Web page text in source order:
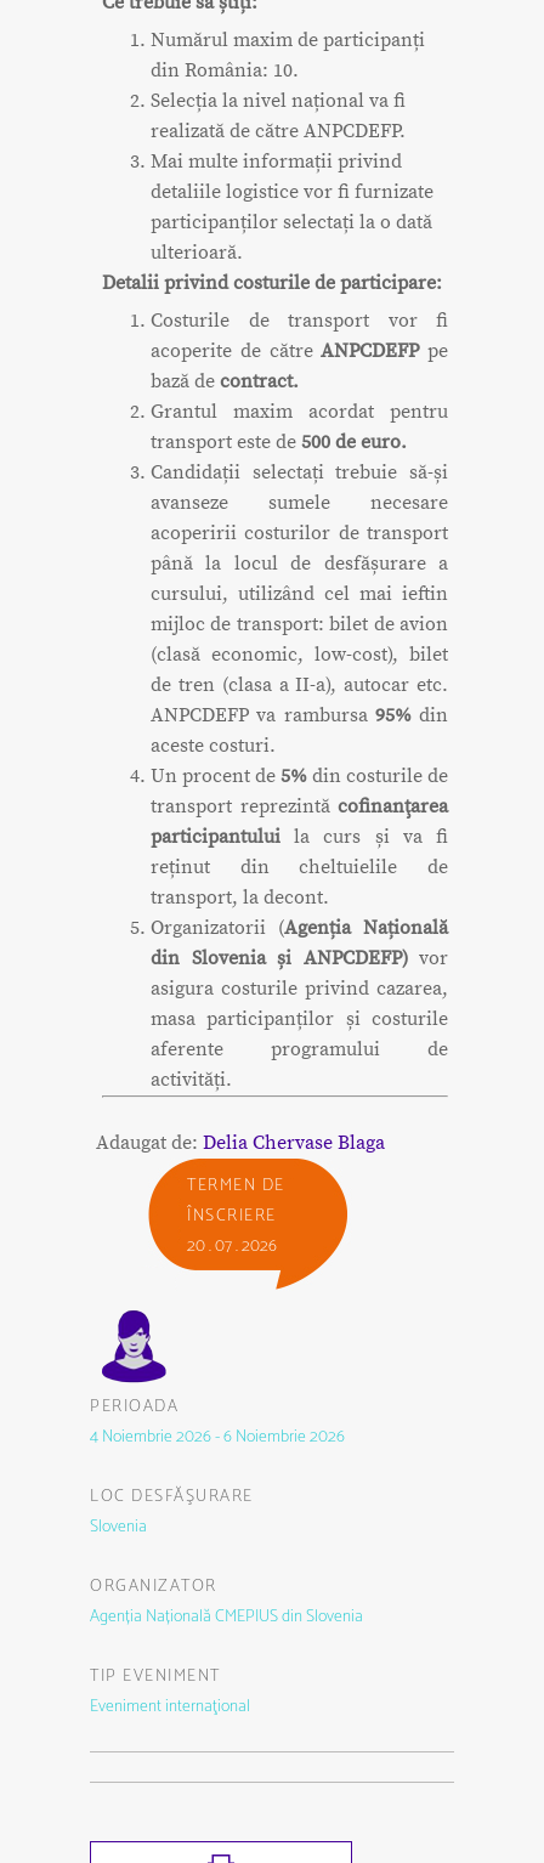
Numărul maxim de participanți
din România: 10.
Selecția la nivel național va fi
realizată de către ANPCDEFP.
Mai multe informații privind
detaliile logistice vor fi furnizate
participanților selectați la o dată
ulterioară.
Detalii privind costurile de participare:
Costurile de transport vor fi
acoperite de cătreANPCDEFPpe
bază de contract.
Grantul maxim acordat pentru
transport este de 500 de euro.
Candidații selectați trebuie să-și
avanseze sumele necesare
acoperirii costurilor de transport
până la locul de desfășurare a
cursului, utilizând cel mai ieftin
mijloc de transport: bilet de avion
(clasă economic, low-cost), bilet
de tren (clasa a II-a), autocar etc.
ANPCDEFP va rambursa 95%din
aceste costuri.
Un procent de 5% din costurile de
transport reprezintă cofinanţarea
participantului la curs și va fi
reținut din cheltuielile de
transport, la decont.
Organizatorii (Agenția Națională
din Slovenia și ANPCDEFP)vor
asigura costurile privind cazarea,
masa participanților și costurile
aferente programului de
activități.
Adaugat de: Delia Chervase Blaga
TERMEN DE
ÎNSCRIERE
20 . 07 . 2026
PERIOADA
4 Noiembrie 2026 - 6 Noiembrie 2026
LOC DESFĂŞURARE
Slovenia
ORGANIZATOR
Agenția Națională CMEPIUS din Slovenia
TIP EVENIMENT
Eveniment internaţional